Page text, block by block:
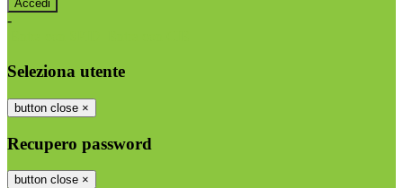
-
Seleziona utente
button close ×
Recupero password
button close ×